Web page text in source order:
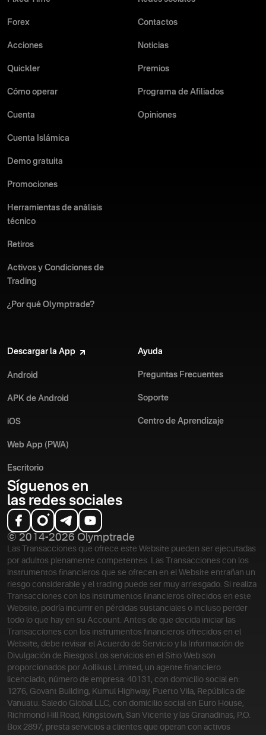
Forex
Acciones
Quickler
Cómo operar
Cuenta
Cuenta Islámica
Demo gratuita
Promociones
Herramientas de análisis
técnico
Retiros
Activos y Condiciones de
Trading
¿Por qué Olymptrade?
Contactos
Noticias
Premios
Programa de Afiliados
Opiniones
Descargar la App
Android
APK de Android
iOS
Web App (PWA)
Escritorio
Ayuda
Preguntas Frecuentes
Soporte
Centro de Aprendizaje
Síguenos en
las redes sociales
© 2014-2026 Olymptrade
Las Transacciones que ofrece este Website pueden ser ejecutadas
por adultos plenamente competentes. Las Transacciones con los
instrumentos financieros que se ofrecen en el Website entrañan un
riesgo considerable y el trading puede ser muy arriesgado. Si realiza
Transacciones con los instrumentos financieros ofrecidos en este
Website, podría incurrir en pérdidas sustanciales o incluso perder
todo lo que hay en su Account. Antes de que decida iniciar las
Transacciones con los instrumentos financieros ofrecidos en el
Website, debe revisar el Acuerdo de Servicio y la Información de
Divulgación de Riesgos. Los servicios en el Sitio Web son
proporcionados por Aollikus Limited, un agente financiero
licenciado, número de empresa: 40131, con domicilio social en:
1276, Govant Building, Kumul Highway, Puerto Vila, República de
Vanuatu. Saledo Global LLC, con domicilio social en Euro House,
Richmond Hill Road, Kingstown, San Vicente y las Granadinas, P.O.
Box 2897, presta servicios a clientes que operan con activos